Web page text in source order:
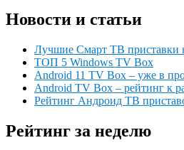
Новости и статьи
Лучшие Смарт ТВ приставки
ТОП 5 Windows TV Box
Android 11 TV Box – уже в
Android TV Box – рейтинг к
Рейтинг Андроид ТВ
Рейтинг за неделю